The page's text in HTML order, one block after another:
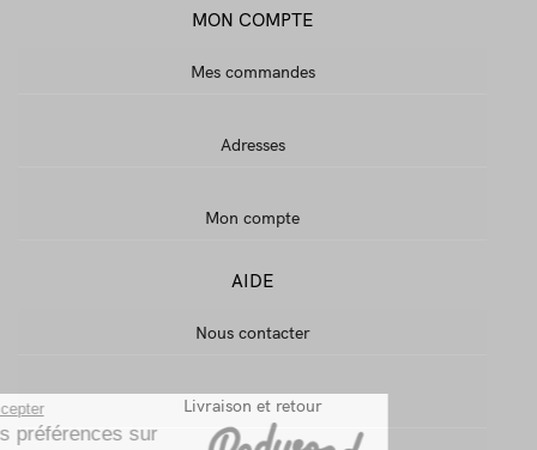
MON COMPTE
Mes commandes
Adresses
Mon compte
AIDE
Nous contacter
Livraison et retour
Continuer sans accepter
Gestion de vos préférences sur